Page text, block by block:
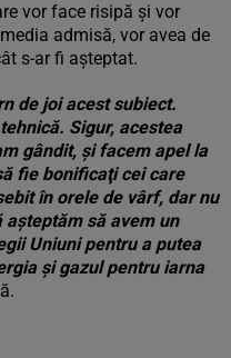
vor face risipă și vor
admisă, vor avea de
s-ar fi așteptat.
de joi acest subiect.
Sigur, acestea
gândit, şi facem apel la
fie bonificaţi cei care
în orele de vârf, dar nu
aşteptăm să avem un
Uniuni pentru a putea
şi gazul pentru iarna